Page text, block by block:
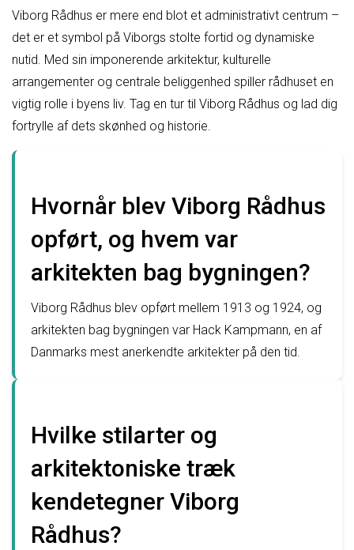
Viborg Rådhus er mere end blot et administrativt centrum –
det er et symbol på Viborgs stolte fortid og dynamiske
nutid. Med sin imponerende arkitektur, kulturelle
arrangementer og centrale beliggenhed spiller rådhuset en
vigtig rolle i byens liv. Tag en tur til Viborg Rådhus og lad dig
fortrylle af dets skønhed og historie.
Hvornår blev Viborg Rådhus
opført, og hvem var
arkitekten bag bygningen?
Viborg Rådhus blev opført mellem 1913 og 1924, og
arkitekten bag bygningen var Hack Kampmann, en af
Danmarks mest anerkendte arkitekter på den tid.
Hvilke stilarter og
arkitektoniske træk
kendetegner Viborg
Rådhus?